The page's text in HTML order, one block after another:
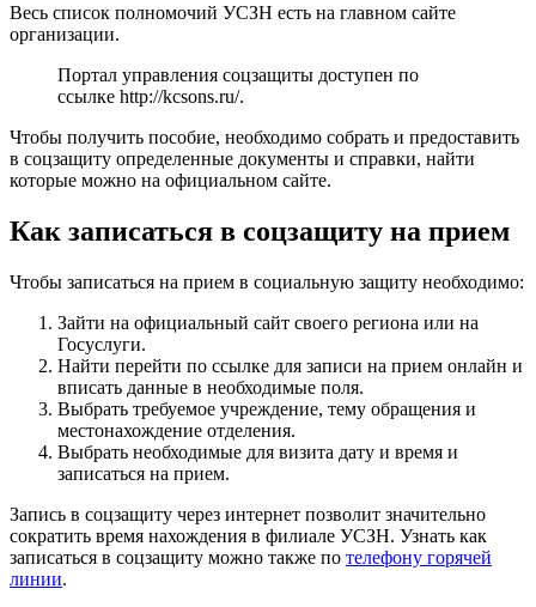
Весь список полномочий УСЗН есть на главном сайте
организации.
Портал управления соцзащиты доступен по
ссылке http://kcsons.ru/.
Чтобы получить пособие, необходимо собрать и предоставить
в соцзащиту определенные документы и справки, найти
которые можно на официальном сайте.
Как записаться в соцзащиту на прием
Чтобы записаться на прием в социальную защиту необходимо:
Зайти на официальный сайт своего региона или на
Госуслуги.
Найти перейти по ссылке для записи на прием онлайн и
вписать данные в необходимые поля.
Выбрать требуемое учреждение, тему обращения и
местонахождение отделения.
Выбрать необходимые для визита дату и время и
записаться на прием.
Запись в соцзащиту через интернет позволит значительно
сократить время нахождения в филиале УСЗН. Узнать как
записаться в соцзащиту можно также по телефону горячей
линии.